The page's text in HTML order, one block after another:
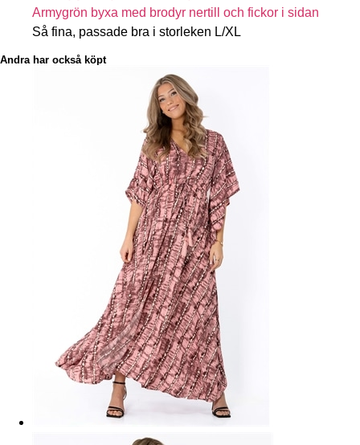
Armygrön byxa med brodyr nertill och fickor i sidan
Så fina, passade bra i storleken L/XL
Andra har också köpt